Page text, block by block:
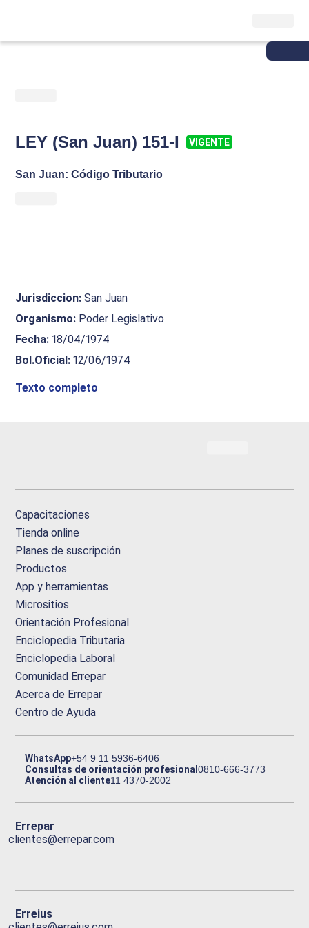
LEY (San Juan) 151-I VIGENTE
San Juan: Código Tributario
Jurisdiccion:San Juan
Organismo: Poder Legislativo
Fecha:18/04/1974
Bol.Oficial:12/06/1974
Texto completo
Capacitaciones
Tienda online
Planes de suscripción
Productos
App y herramientas
Micrositios
Orientación Profesional
Enciclopedia Tributaria
Enciclopedia Laboral
Comunidad Errepar
Acerca de Errepar
Centro de Ayuda
WhatsApp+54 9 11 5936-6406
Consultas de orientación profesional0810-666-3773
Atención al cliente11 4370-2002
Errepar
clientes@errepar.com
Erreius